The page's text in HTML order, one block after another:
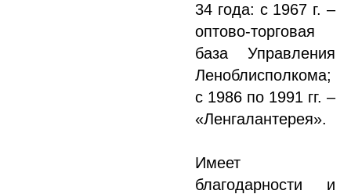
34 года: с 1967 г. –
оптово-торговая
база Управления
Леноблисполкома;
с 1986 по 1991 гг. –
«Ленгалантерея».
Имеет
благодарности и